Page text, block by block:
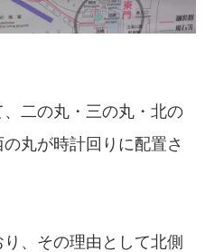
二の丸・三の丸・北の
丸が時計回りに配置さ
、その理由として北側